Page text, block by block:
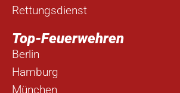
Rettungsdienst
Top-Feuerwehren
Berlin
Hamburg
München